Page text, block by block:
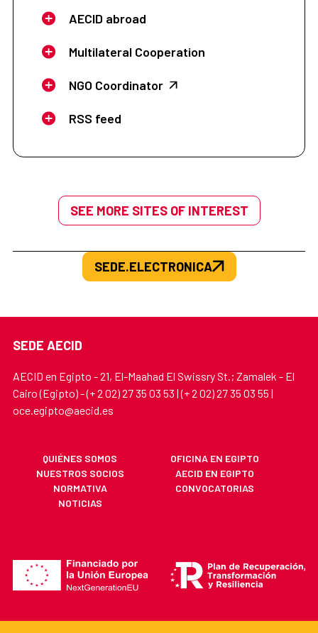
AECID abroad
Multilateral Cooperation
NGO Coordinator
RSS feed
SEE MORE SITES OF INTEREST
SEDE.ELECTRONICA
SEDE AECID
AECID en Egipto - 21, El-Maahad El Swissry St.; Zamalek - El
Cairo (Egipto) - (+ 2 02) 27 35 03 53 | (+ 2 02) 27 35 03 55 |
oce.egipto@aecid.es
QUIÉNES SOMOS
OFICINA EN EGIPTO
NUESTROS SOCIOS
AECID EN EGIPTO
NORMATIVA
CONVOCATORIAS
NOTICIAS